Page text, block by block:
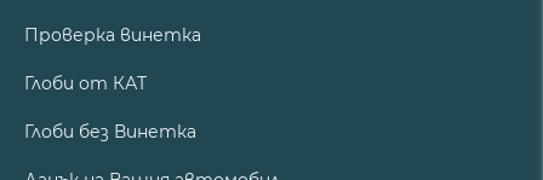
Проверка винетка
Глоби от КАТ
Глоби без Винетка